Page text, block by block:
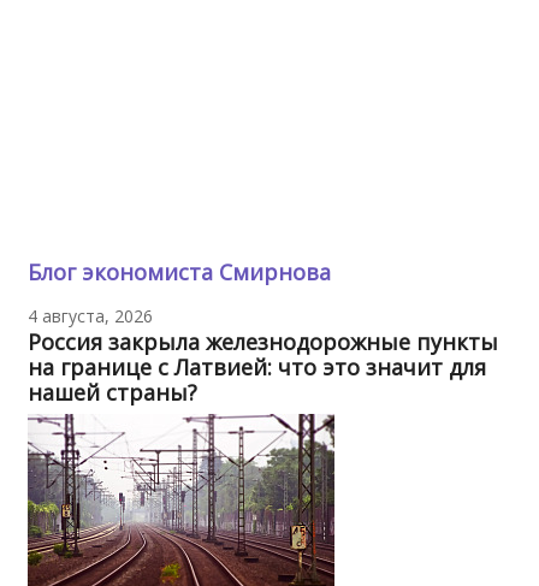
Блог экономиста Смирнова
4 августа, 2026
Россия закрыла железнодорожные пункты
на границе с Латвией: что это значит для
нашей страны?